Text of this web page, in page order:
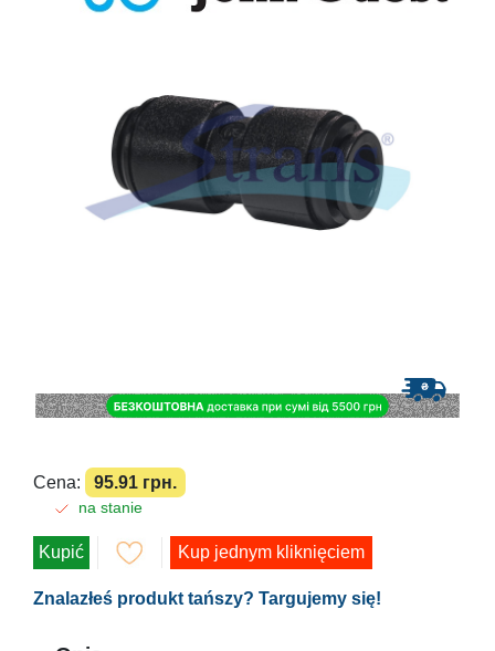
Cena: 95.91 грн.
na stanie
Kupić Kup jednym kliknięciem
Znalazłeś produkt tańszy? Targujemy się!